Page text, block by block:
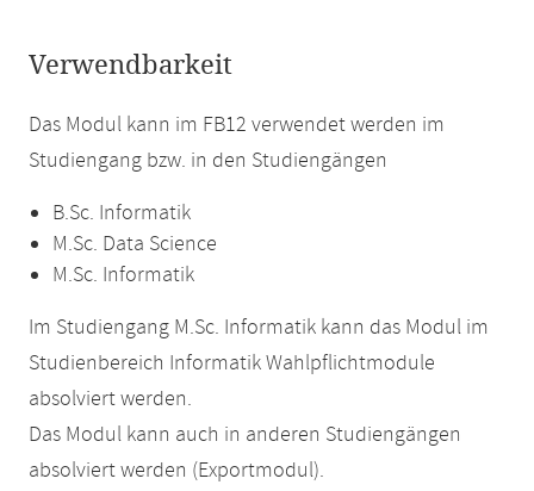
Verwendbarkeit
Das Modul kann im FB12 verwendet werden im
Studiengang bzw. in den Studiengängen
B.Sc. Informatik
M.Sc. Data Science
M.Sc. Informatik
Im Studiengang M.Sc. Informatik kann das Modul im
Studienbereich Informatik Wahlpflichtmodule
absolviert werden.
Das Modul kann auch in anderen Studiengängen
absolviert werden (Exportmodul).